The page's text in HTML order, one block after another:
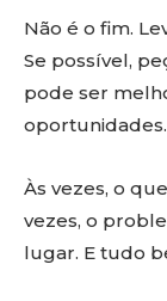
Não é o fim.
Se possível,
pode ser
oportunidades.
Às vezes, o
vezes, o
lugar. E tudo